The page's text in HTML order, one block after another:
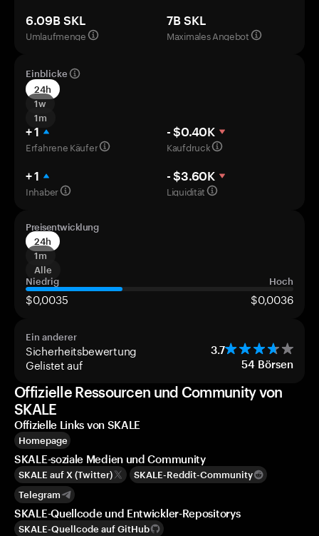
6.09B SKL
Umlaufmenge
7B SKL
Maximales Angebot
Einblicke
24h
1w
1m
+ 1
Erfahrene Käufer
- $0.40K
Kaufdruck
+ 1
Inhaber
- $3.60K
Liquidität
Preisentwicklung
24h
1m
Alle
Niedrig
Hoch
$0,0035 $0,0036
Ein anderer
Sicherheitsbewertung 3.7
Gelistet auf 54 Börsen
Offizielle Ressourcen und Community von
SKALE
Offizielle Links von SKALE
Homepage
SKALE-soziale Medien und Community
SKALE auf X (Twitter)
SKALE-Reddit-Community
Telegram
SKALE-Quellcode und Entwickler-Repositorys
SKALE-Quellcode auf GitHub